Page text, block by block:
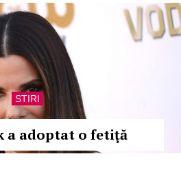
STIRI
a adoptat o fetiţă